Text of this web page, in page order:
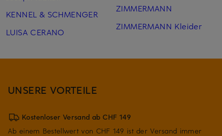
KENNEL & SCHMENGER
LUISA CERANO
ZIMMERMANN
ZIMMERMANN Kleider
UNSERE VORTEILE
Kostenloser Versand ab CHF 149
Ab einem Bestellwert von CHF 149 ist der Versand immer